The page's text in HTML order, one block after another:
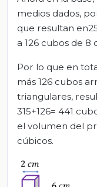
medios dados,
que resultan
a 126 cubos de 8
Por lo que en
más 126 cubos
triangulares,
315+126= 441
el volumen del
cúbicos.